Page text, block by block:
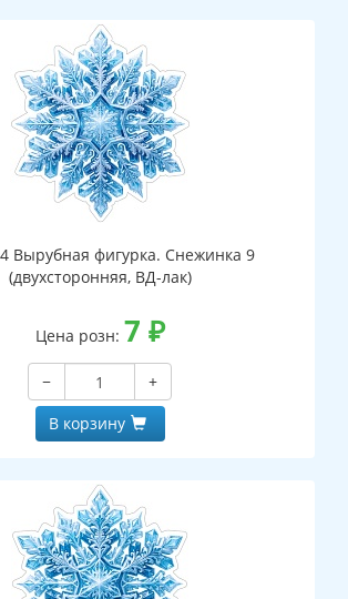
Вырубная фигурка. Снежинка 9
(двухсторонняя, ВД-лак)
Цена розн: 7 ₽
−
+
В корзину